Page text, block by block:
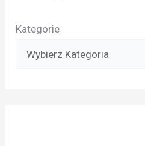
Kategorie